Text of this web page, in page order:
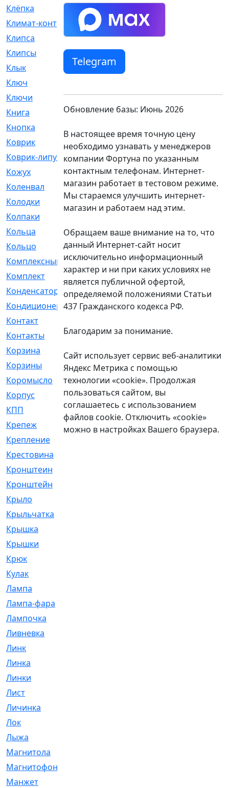
Клёпка
[2]
Климат-контроль
[3]
Клипса
[21]
Клипсы
[321]
Клык
[4]
Ключ
Ключи
[3]
Книга
[293]
Кнопка
Коврик
[1]
Коврик-липучка
[2]
Кожух
[4]
Коленвал
[38]
Колодки
[2151]
Колпаки
Кольца
[1164]
Кольцо
[272]
Комплексный
[1]
Комплект
[196]
Конденсатор
[1]
Кондиционер
[2]
Контакт
Контакты
[4]
Корзина
Корзины
[159]
Коромысло
[6]
Корпус
[41]
КПП
[70]
Крепеж
[4]
Крепление
Крестовина
Кронштеин
Кронштейн
Крыло
Крыльчатка
Крышка
Крышки
Крюк
Кулак
Лампа
Лампа-фара
Лампочка
Ливневка
Линк
Линка
Линки
Лист
Личинка
Лок
Лыжа
Магнитола
Магнитофон
Манжет
Telegram
Обновление базы: Июнь 2026
В настоящее время точную цену
необходимо узнавать у менеджеров
компании Фортуна по указанным
контактным телефонам. Интернет-
магазин работает в тестовом режиме.
Мы стараемся улучшить интернет-
магазин и работаем над этим.
Обращаем ваше внимание на то, что
данный Интернет-сайт носит
исключительно информационный
характер и ни при каких условиях не
является публичной офертой,
определяемой положениями Статьи
437 Гражданского кодекса РФ.
Благодарим за понимание.
Сайт использует сервис веб-аналитики
Яндекс Метрика с помощью
технологии «cookie». Продолжая
пользоваться сайтом, вы
соглашаетесь с использованием
файлов cookie. Отключить «cookie»
можно в настройках Вашего браузера.